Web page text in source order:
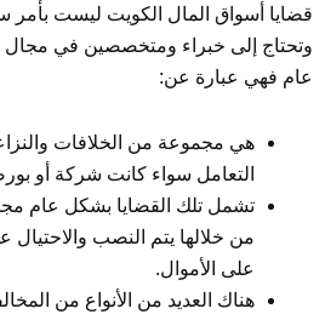
قضايا أسواق المال الكويت ليست
وتحتاج إلى خبراء ومتخصصين في مجال
عام فهي عبارة عن:
هي مجموعة من الخلافات
التعامل سواء كانت شركة أو
تشمل تلك القضايا بشكل عام
من خلالها يتم النصب
على الأموال.
هناك العديد من الأنواع من